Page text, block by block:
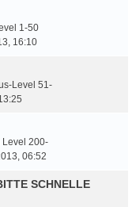
1-50
16:10
Level 51-
Level 200-
06:52
SCHNELLE